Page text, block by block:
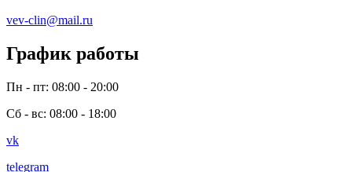
vev-clin@mail.ru
График работы
Пн - пт: 08:00 - 20:00
Сб - вс: 08:00 - 18:00
vk
telegram